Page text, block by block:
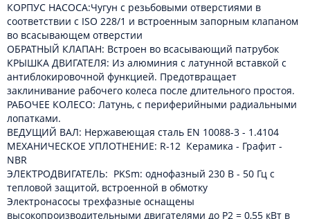
КОРПУС НАСОСА:Чугун с резьбовыми отверстиями в
соответствии с ISO 228/1 и встроенным запорным клапаном
во всасывающем отверстии
ОБРАТНЫЙ КЛАПАН: Встроен во всасывающий патрубок
КРЫШКА ДВИГАТЕЛЯ: Из алюминия с латунной вставкой с
антиблокировочной функцией. Предотвращает
заклинивание рабочего колеса после длительного простоя.
РАБОЧЕЕ КОЛЕСО: Латунь, с периферийными радиальными
лопатками.
ВЕДУЩИЙ ВАЛ: Нержавеющая сталь EN 10088-3 - 1.4104
МЕХАНИЧЕСКОЕ УПЛОТНЕНИЕ: R-12 Керамика - Графит -
NBR
ЭЛЕКТРОДВИГАТЕЛЬ: PKSm: однофазный 230 В - 50 Гц с
тепловой защитой, встроенной в обмотку
Электронасосы трехфазные оснащены
высокопроизводительными двигателями до P2 = 0,55 кВт в